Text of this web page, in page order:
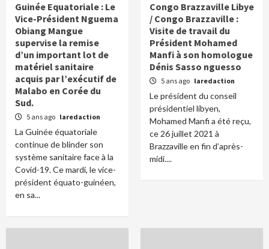
Guinée Equatoriale : Le
Vice-Président Nguema
Obiang Mangue
supervise la remise
d’un important lot de
matériel sanitaire
acquis par l’exécutif de
Malabo en Corée du
Sud.
5 ans ago laredaction
La Guinée équatoriale
continue de blinder son
système sanitaire face à la
Covid-19. Ce mardi, le vice-
président équato-guinéen,
en sa...
Congo Brazzaville Libye
/ Congo Brazzaville :
Visite de travail du
Président Mohamed
Manfi à son homologue
Dénis Sasso nguesso
5 ans ago laredaction
Le président du conseil
présidentiel libyen,
Mohamed Manfi a été reçu,
ce 26 juillet 2021 à
Brazzaville en fin d’après-
midi....